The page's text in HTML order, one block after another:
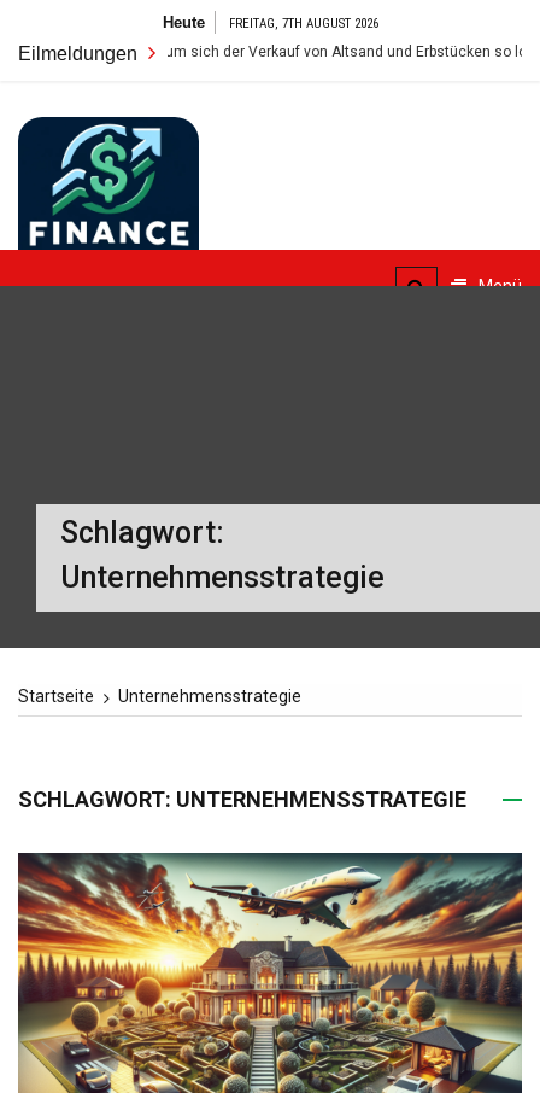
springen
Heute FREITAG, 7TH AUGUST 2026
Eilmeldungen
im Tresor: Warum sich der Verkauf von Altsand und Erbstücken so lohnt
Finanzielle Bildung für alle Menü
Schlagwort:
Unternehmensstrategie
Startseite Unternehmensstrategie
SCHLAGWORT: UNTERNEHMENSSTRATEGIE